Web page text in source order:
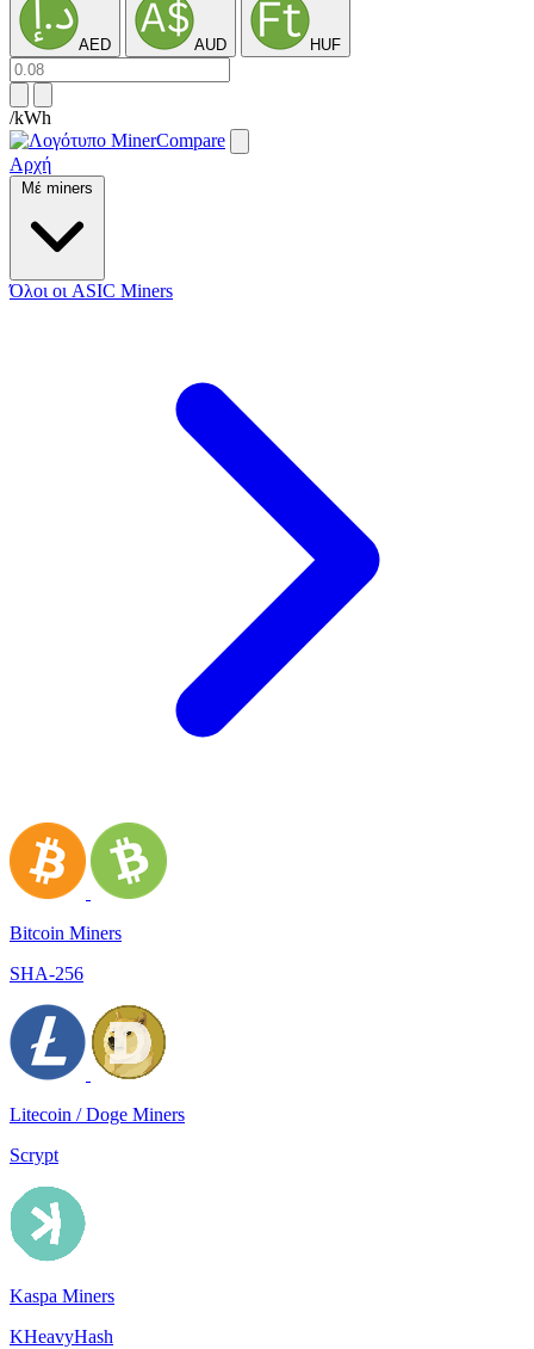
AED AUD HUF
/kWh
Αρχή
Μέ miners
Όλοι οι ASIC Miners
Bitcoin Miners
SHA-256
Litecoin / Doge Miners
Scrypt
Kaspa Miners
KHeavyHash